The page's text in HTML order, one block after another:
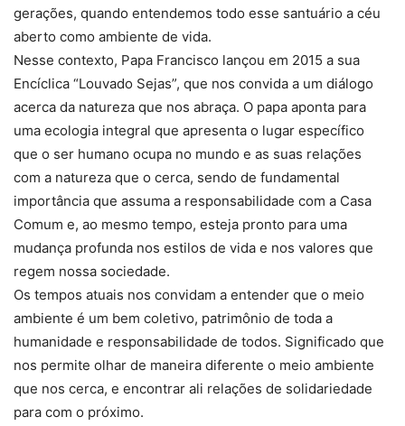
gerações, quando entendemos todo esse santuário a céu
aberto como ambiente de vida.
Nesse contexto, Papa Francisco lançou em 2015 a sua
Encíclica “Louvado Sejas”, que nos convida a um diálogo
acerca da natureza que nos abraça. O papa aponta para
uma ecologia integral que apresenta o lugar específico
que o ser humano ocupa no mundo e as suas relações
com a natureza que o cerca, sendo de fundamental
importância que assuma a responsabilidade com a Casa
Comum e, ao mesmo tempo, esteja pronto para uma
mudança profunda nos estilos de vida e nos valores que
regem nossa sociedade.
Os tempos atuais nos convidam a entender que o meio
ambiente é um bem coletivo, patrimônio de toda a
humanidade e responsabilidade de todos. Significado que
nos permite olhar de maneira diferente o meio ambiente
que nos cerca, e encontrar ali relações de solidariedade
para com o próximo.